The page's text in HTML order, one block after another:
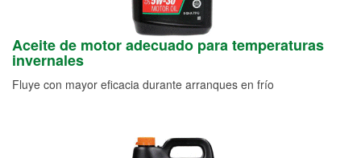
Aceite de motor adecuado para temperaturas
invernales
Fluye con mayor eficacia durante arranques en frío